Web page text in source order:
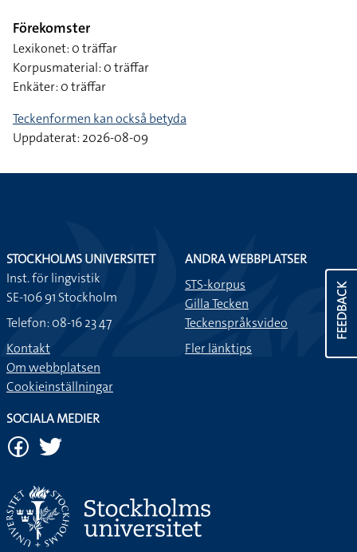
Förekomster
Lexikonet: 0 träffar
Korpusmaterial: 0 träffar
Enkäter: 0 träffar
Teckenformen kan också betyda
Uppdaterat: 2026-08-09
FEEDBACK
STOCKHOLMS UNIVERSITET
Inst. för lingvistik
SE-106 91 Stockholm
Telefon: 08-16 23 47
Kontakt
Om webbplatsen
Cookieinställningar
ANDRA WEBBPLATSER
STS-korpus
Gilla Tecken
Teckenspråksvideo
Fler länktips
SOCIALA MEDIER